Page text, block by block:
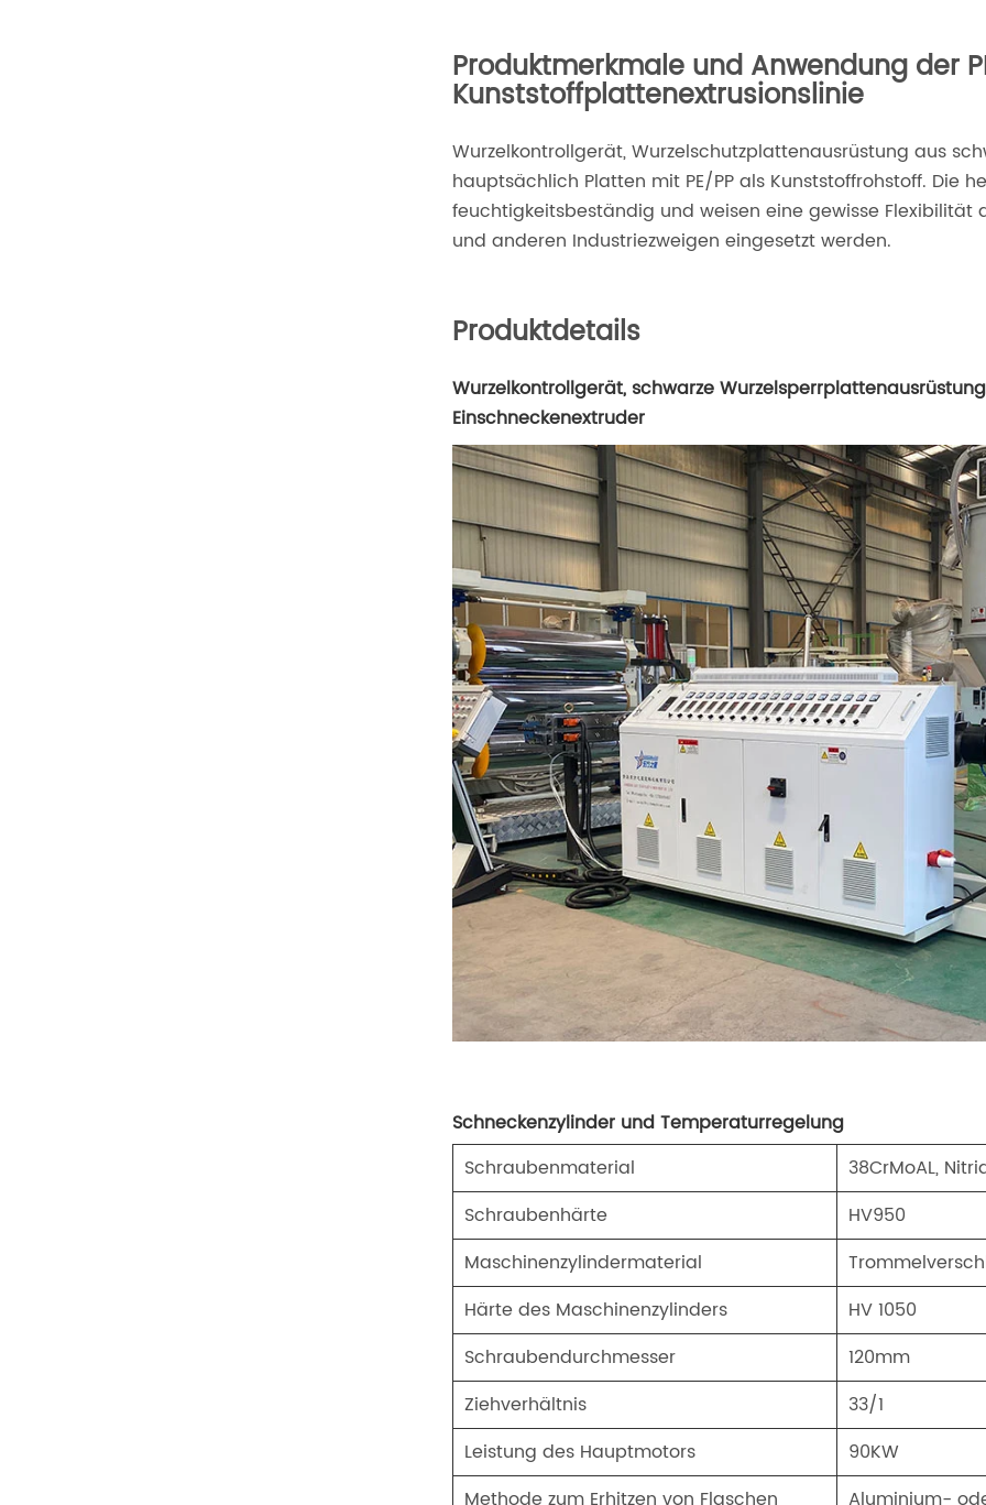
Produktmerkmale und Anwendung der
Kunststoffplattenextrusionslinie
Wurzelkontrollgerät, Wurzelschutzplattenausrüstung aus
hauptsächlich Platten mit PE/PP als Kunststoffrohstoff. Die
feuchtigkeitsbeständig und weisen eine gewisse Flexibilität
und anderen Industriezweigen eingesetzt werden.
Produktdetails
Wurzelkontrollgerät, schwarze
Einschneckenextruder
Schneckenzylinder und Temperaturregelung
Schraubenmaterial
38CrMoAL,
Schraubenhärte
HV950
Maschinenzylindermaterial
Härte des Maschinenzylinders
HV 1050
Schraubendurchmesser
120mm
Ziehverhältnis
33/1
Leistung des Hauptmotors
90KW